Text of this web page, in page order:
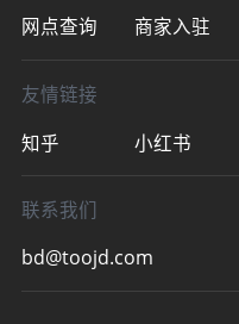
网点查询
商家入驻
友情链接
知乎
小红书
联系我们
bd@toojd.com